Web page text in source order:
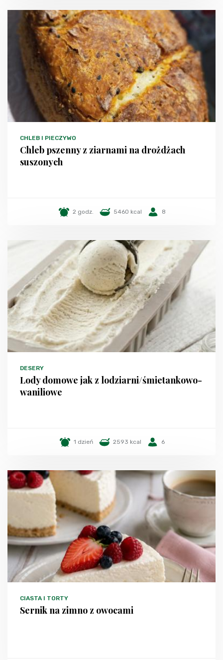
CHLEB I PIECZYWO
Chleb pszenny z ziarnami na drożdżach
suszonych
2 godz. 5460 kcal 8
DESERY
Lody domowe jak z lodziarni/śmietankowo-
waniliowe
1 dzień 2593 kcal 6
CIASTA I TORTY
Sernik na zimno z owocami